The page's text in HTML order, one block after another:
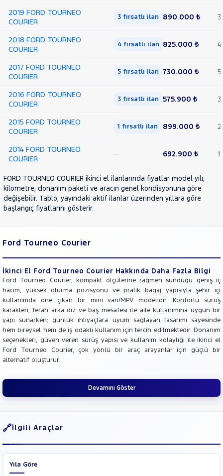
2019 FORD TOURNEO
COURIER
3 fırsatlı ilan 890.000 ₺ 3
2018 FORD TOURNEO
COURIER
4 fırsatlı ilan 825.000 ₺ 4
2017 FORD TOURNEO
COURIER
5 fırsatlı ilan 730.000 ₺ 5
2016 FORD TOURNEO
COURIER
3 fırsatlı ilan 575.900 ₺ 3
2015 FORD TOURNEO
COURIER
1 fırsatlı ilan 899.000 ₺ 2
2014 FORD TOURNEO
COURIER
— 692.900 ₺ 1
FORD TOURNEO COURIER ikinci el ilanlarında fiyatlar model yılı,
kilometre, donanım paketi ve aracın genel kondisyonuna göre
değişebilir. Tablo, yayındaki aktif ilanlar üzerinden yıllara göre
başlangıç fiyatlarını gösterir.
Ford Tourneo Courier
İkinci El Ford Tourneo Courier Hakkında Daha Fazla Bilgi
Ford Tourneo Courier, kompakt ölçülerine rağmen sunduğu geniş iç
hacim, yüksek oturma pozisyonu ve pratik bagaj yapısıyla şehir içi
kullanımda öne çıkan bir mini van/MPV modelidir. Konforlu sürüş
karakteri, ferah arka diz ve baş mesafesi ile aile kullanımına uygun bir
yapı sunarken; günlük ihtiyaçlara uyum sağlayan tasarımı sayesinde
hem bireysel hem de iş odaklı kullanım için tercih edilmektedir. Donanım
seçenekleri, güven veren sürüş yapısı ve kullanım kolaylığı ile ikinci el
Ford Tourneo Courier, çok yönlü bir araç arayanlar için güçlü bir
alternatif oluşturur.
Devamını Göster
İlgili Araçlar
Yıla Göre